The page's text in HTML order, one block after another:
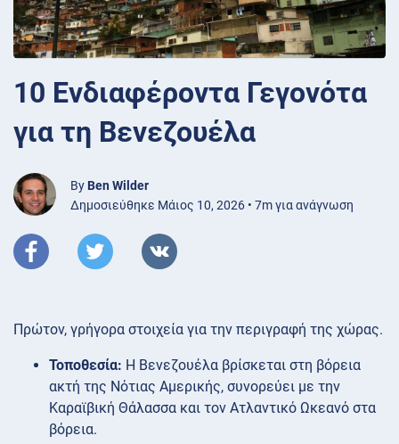
10 Ενδιαφέροντα Γεγονότα
για τη Βενεζουέλα
By Ben Wilder
Δημοσιεύθηκε Μάιος 10, 2026 • 7m για ανάγνωση
Πρώτον, γρήγορα στοιχεία για την περιγραφή της χώρας.
Τοποθεσία: Η Βενεζουέλα βρίσκεται στη βόρεια
ακτή της Νότιας Αμερικής, συνορεύει με την
Καραϊβική Θάλασσα και τον Ατλαντικό Ωκεανό στα
βόρεια.